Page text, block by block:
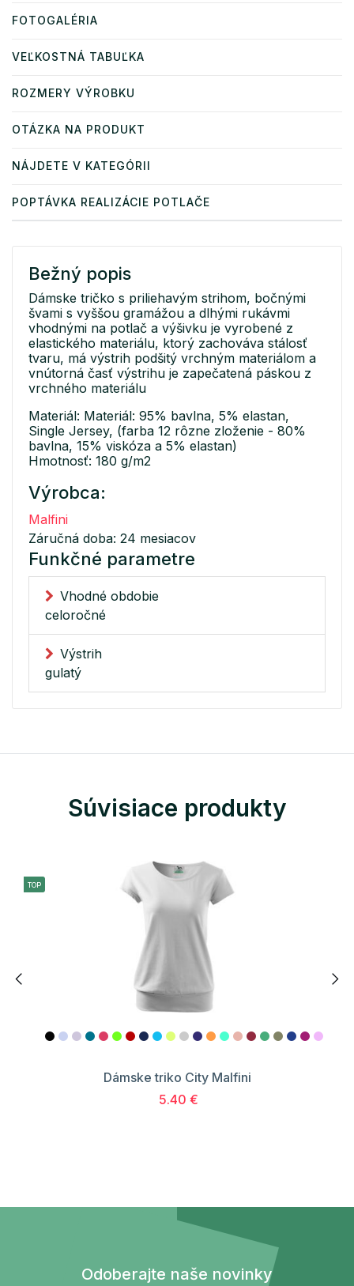
FOTOGALÉRIA
VEĽKOSTNÁ TABUĽKA
ROZMERY VÝROBKU
OTÁZKA NA PRODUKT
NÁJDETE V KATEGÓRII
POPTÁVKA REALIZÁCIE POTLAČE
Bežný popis
Dámske tričko s priliehavým strihom, bočnými
švami s vyššou gramážou a dlhými rukávmi
vhodnými na potlač a výšivku je vyrobené z
elastického materiálu, ktorý zachováva stálosť
tvaru, má výstrih podšitý vrchným materiálom a
vnútorná časť výstrihu je zapečatená páskou z
vrchného materiálu
Materiál: Materiál: 95% bavlna, 5% elastan,
Single Jersey, (farba 12 rôzne zloženie - 80%
bavlna, 15% viskóza a 5% elastan)
Hmotnosť: 180 g/m2
Výrobca:
Malfini
Záručná doba: 24 mesiacov
Funkčné parametre
Vhodné obdobie
celoročné
Výstrih
gulatý
Súvisiace produkty
TOP
Dámske triko City Malfini
5.40 €
Odoberajte naše novinky